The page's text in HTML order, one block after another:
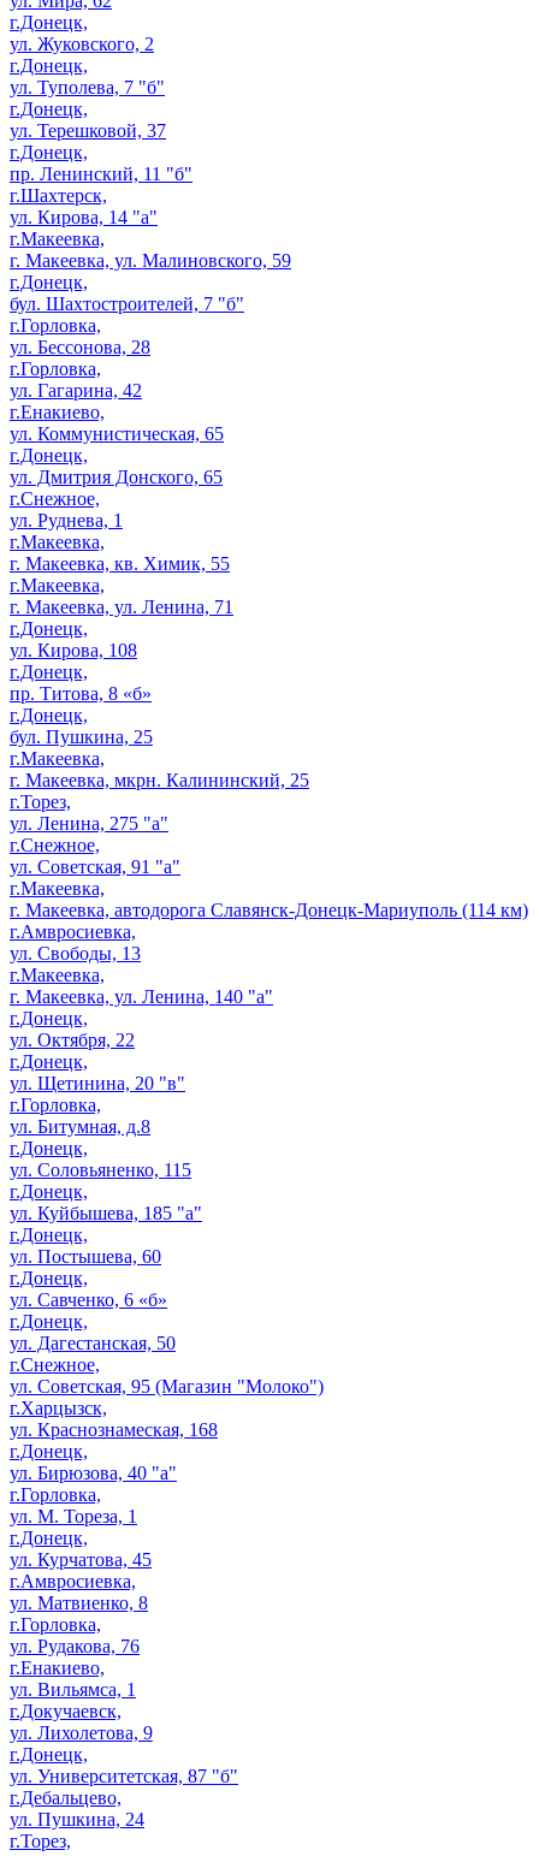
г.Донецк,
ул. Жуковского, 2
г.Донецк,
ул. Туполева, 7 "б"
г.Донецк,
ул. Терешковой, 37
г.Донецк,
пр. Ленинский, 11 "б"
г.Шахтерск,
ул. Кирова, 14 "а"
г.Макеевка,
г. Макеевка, ул. Малиновского, 59
г.Донецк,
бул. Шахтостроителей, 7 "б"
г.Горловка,
ул. Бессонова, 28
г.Горловка,
ул. Гагарина, 42
г.Енакиево,
ул. Коммунистическая, 65
г.Донецк,
ул. Дмитрия Донского, 65
г.Снежное,
ул. Руднева, 1
г.Макеевка,
г. Макеевка, кв. Химик, 55
г.Макеевка,
г. Макеевка, ул. Ленина, 71
г.Донецк,
ул. Кирова, 108
г.Донецк,
пр. Титова, 8 «б»
г.Донецк,
бул. Пушкина, 25
г.Макеевка,
г. Макеевка, мкрн. Калининский, 25
г.Торез,
ул. Ленина, 275 "а"
г.Снежное,
ул. Советская, 91 "а"
г.Макеевка,
г. Макеевка, автодорога Славянск-Донецк-Мариуполь (114 км)
г.Амвросиевка,
ул. Свободы, 13
г.Макеевка,
г. Макеевка, ул. Ленина, 140 "а"
г.Донецк,
ул. Октября, 22
г.Донецк,
ул. Щетинина, 20 "в"
г.Горловка,
ул. Битумная, д.8
г.Донецк,
ул. Соловьяненко, 115
г.Донецк,
ул. Куйбышева, 185 "а"
г.Донецк,
ул. Постышева, 60
г.Донецк,
ул. Савченко, 6 «б»
г.Донецк,
ул. Дагестанская, 50
г.Снежное,
ул. Советская, 95 (Магазин "Молоко")
г.Харцызск,
ул. Краснознамеская, 168
г.Донецк,
ул. Бирюзова, 40 "а"
г.Горловка,
ул. М. Тореза, 1
г.Донецк,
ул. Курчатова, 45
г.Амвросиевка,
ул. Матвиенко, 8
г.Горловка,
ул. Рудакова, 76
г.Енакиево,
ул. Вильямса, 1
г.Докучаевск,
ул. Лихолетова, 9
г.Донецк,
ул. Университетская, 87 "б"
г.Дебальцево,
ул. Пушкина, 24
г.Торез,